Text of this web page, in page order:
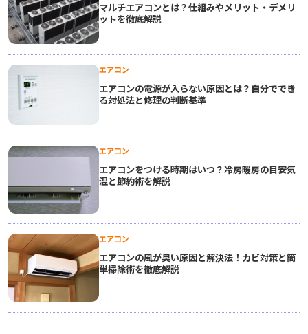
マルチエアコンとは？仕組みやメリット・デメリ
ットを徹底解説
エアコン
エアコンの電源が入らない原因とは？自分ででき
る対処法と修理の判断基準
エアコン
エアコンをつける時期はいつ？冷房暖房の目安気
温と節約術を解説
エアコン
エアコンの風が臭い原因と解決法！カビ対策と簡
単掃除術を徹底解説